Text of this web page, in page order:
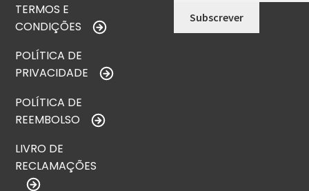
TERMOS E
CONDIÇÕES
POLÍTICA DE
PRIVACIDADE
POLÍTICA DE
REEMBOLSO
LIVRO DE
RECLAMAÇÕES